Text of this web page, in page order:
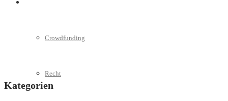
Crowdfunding
Recht
Kategorien